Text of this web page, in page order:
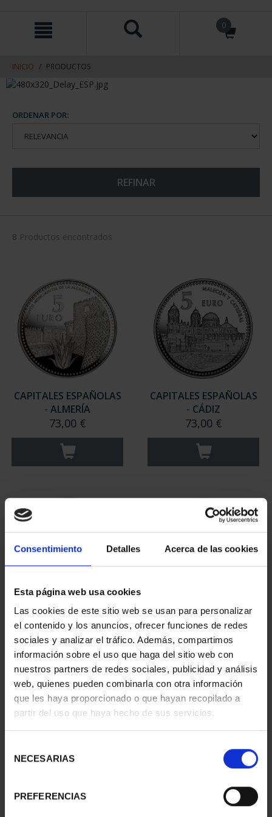
Consentimiento Detalles Acerca de las cookies
Esta página web usa cookies
Las cookies de este sitio web se usan para personalizar
el contenido y los anuncios, ofrecer funciones de redes
sociales y analizar el tráfico. Además, compartimos
información sobre el uso que haga del sitio web con
nuestros partners de redes sociales, publicidad y análisis
web, quienes pueden combinarla con otra información
que les haya proporcionado o que hayan recopilado a
partir del uso que haya hecho de sus servicios.
NECESARIAS
PREFERENCIAS
contenido
navegacin
0
INICIO PRODUCTOS
ORDENAR POR:
REFINAR
8 Productos encontrados
CAPITALES ESPAÑOLAS
- ALMERÍA
73,00 €
CAPITALES ESPAÑOLAS
- CÁDIZ
73,00 €
CAPITALES ESPAÑOLAS
- CÓRDOBA
73,00 €
CAPITALES ESPAÑOLAS
- GRANADA
73,00 €